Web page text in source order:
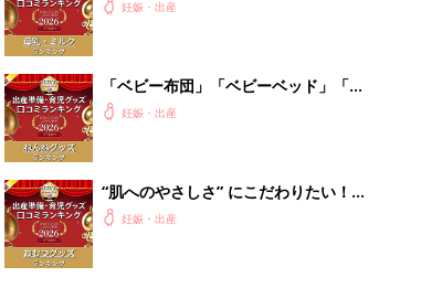
PR（ビズヒント）
出産予定日計算ツール